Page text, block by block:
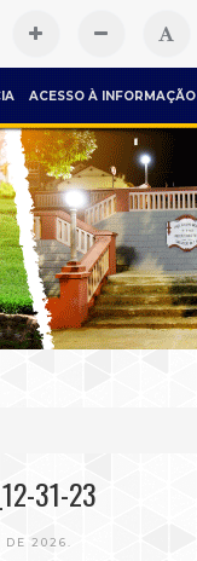
ACESSO À INFORMAÇÃO
31-23
2026.